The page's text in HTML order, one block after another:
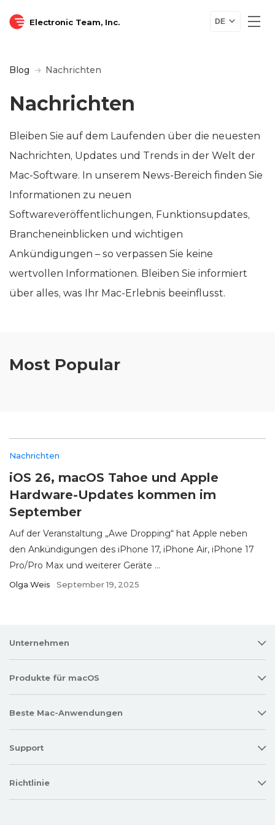
Electronic Team, Inc. DE
Blog Nachrichten
Nachrichten
Bleiben Sie auf dem Laufenden über die neuesten
Nachrichten, Updates und Trends in der Welt der
Mac-Software. In unserem News-Bereich finden Sie
Informationen zu neuen
Softwareveröffentlichungen, Funktionsupdates,
Brancheneinblicken und wichtigen
Ankündigungen – so verpassen Sie keine
wertvollen Informationen. Bleiben Sie informiert
über alles, was Ihr Mac-Erlebnis beeinflusst.
Most Popular
Nachrichten
iOS 26, macOS Tahoe und Apple
Hardware-Updates kommen im
September
Auf der Veranstaltung „Awe Dropping“ hat Apple neben
den Ankündigungen des iPhone 17, iPhone Air, iPhone 17
Pro/Pro Max und weiterer Geräte ...
Olga Weis September 19, 2025
Unternehmen
Produkte für macOS
Beste Mac-Anwendungen
Support
Richtlinie